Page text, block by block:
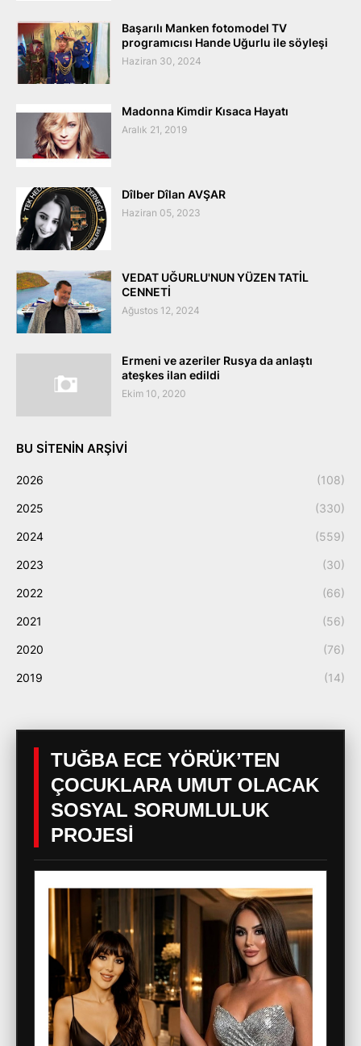
Başarılı Manken fotomodel TV
programıcısı Hande Uğurlu ile söyleşi
Haziran 30, 2024
Madonna Kimdir Kısaca Hayatı
Aralık 21, 2019
Dîlber Dîlan AVŞAR
Haziran 05, 2023
VEDAT UĞURLU'NUN YÜZEN TATİL
CENNETİ
Ağustos 12, 2024
Ermeni ve azeriler Rusya da anlaştı
ateşkes ilan edildi
Ekim 10, 2020
BU SITENIN ARŞIVI
2026 (108)
2025 (330)
2024 (559)
2023 (30)
2022 (66)
2021 (56)
2020 (76)
2019 (14)
TUĞBA ECE YÖRÜK’TEN
ÇOCUKLARA UMUT OLACAK
SOSYAL SORUMLULUK
PROJESİ